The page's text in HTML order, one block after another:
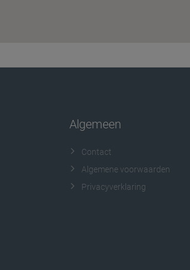
Algemeen
Contact
Algemene voorwaarden
Privacyverklaring